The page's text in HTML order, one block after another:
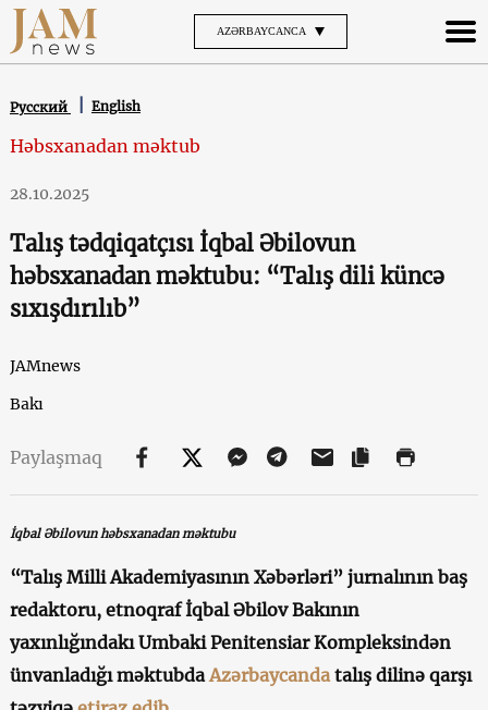
AZƏRBAYCANCA
Русский English
Həbsxanadan məktub
28.10.2025
Talış tədqiqatçısı İqbal Əbilovun
həbsxanadan məktubu: “Talış dili küncə
sıxışdırılıb”
JAMnews
Bakı
Paylaşmaq
İqbal Əbilovun həbsxanadan məktubu
“Talış Milli Akademiyasının Xəbərləri” jurnalının baş
redaktoru, etnoqraf İqbal Əbilov Bakının
yaxınlığındakı Umbaki Penitensiar Kompleksindən
ünvanladığı məktubdaAzərbaycandatalış dilinə qarşı